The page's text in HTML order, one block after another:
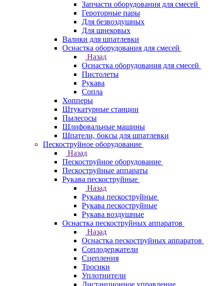
Запчасти оборудования для смесей
Героторные пары
Для безвоздушных
Для шнековых
Валики для шпатлевки
Оснастка оборудования для смесей
Назад
Оснастка оборудования для смесей
Пистолеты
Рукава
Сопла
Хопперы
Штукатурные станции
Пылесосы
Шлифовальные машины
Шпатели, боксы для шпатлевки
Пескоструйное оборудование
Назад
Пескоструйное оборудование
Пескоструйные аппараты
Рукава пескоструйные
Назад
Рукава пескоструйные
Рукава пескоструйные
Рукава воздушные
Оснастка пескоструйных аппаратов
Назад
Оснастка пескоструйных аппаратов
Соплодержатели
Сцепления
Тросики
Уплотнители
Дистанционное управление